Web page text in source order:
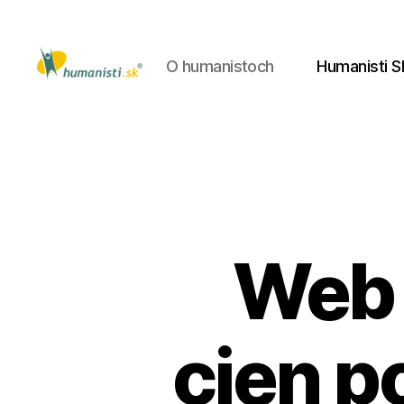
O humanistoch Humanisti
cien